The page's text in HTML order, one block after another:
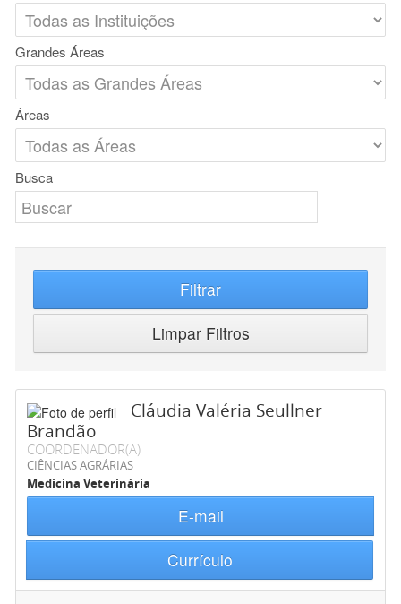
Grandes Áreas
Áreas
Busca
Filtrar
Limpar Filtros
Cláudia Valéria Seullner
Brandão
COORDENADOR(A)
CIÊNCIAS AGRÁRIAS
Medicina Veterinária
E-mail
Currículo